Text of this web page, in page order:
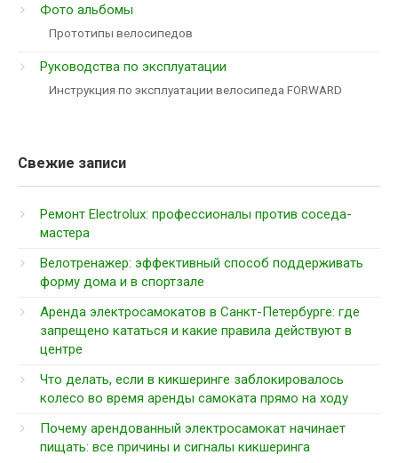
Фото альбомы
Прототипы велосипедов
Руководства по эксплуатации
Инструкция по эксплуатации велосипеда FORWARD
Свежие записи
Ремонт Electrolux: профессионалы против соседа-
мастера
Велотренажер: эффективный способ поддерживать
форму дома и в спортзале
Аренда электросамокатов в Санкт-Петербурге: где
запрещено кататься и какие правила действуют в
центре
Что делать, если в кикшеринге заблокировалось
колесо во время аренды самоката прямо на ходу
Почему арендованный электросамокат начинает
пищать: все причины и сигналы кикшеринга